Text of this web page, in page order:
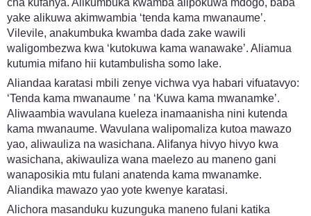
cha kufanya. Alikumbuka kwamba alipokuwa mdogo, baba
yake alikuwa akimwambia ‘tenda kama mwanaume’.
Vilevile, anakumbuka kwamba dada zake wawili
waligombezwa kwa ‘kutokuwa kama wanawake’. Aliamua
kutumia mifano hii kutambulisha somo lake.
Aliandaa karatasi mbili zenye vichwa vya habari vifuatavyo:
‘Tenda kama mwanaume ’ na ‘Kuwa kama mwanamke’.
Aliwaambia wavulana kueleza inamaanisha nini kutenda
kama mwanaume. Wavulana walipomaliza kutoa mawazo
yao, aliwauliza na wasichana. Alifanya hivyo hivyo kwa
wasichana, akiwauliza wana maelezo au maneno gani
wanaposikia mtu fulani anatenda kama mwanamke.
Aliandika mawazo yao yote kwenye karatasi.
Alichora masanduku kuzunguka maneno fulani katika